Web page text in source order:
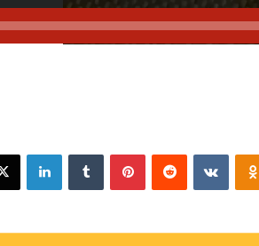
X Linkedin VK